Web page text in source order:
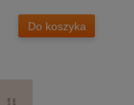
Do koszyka